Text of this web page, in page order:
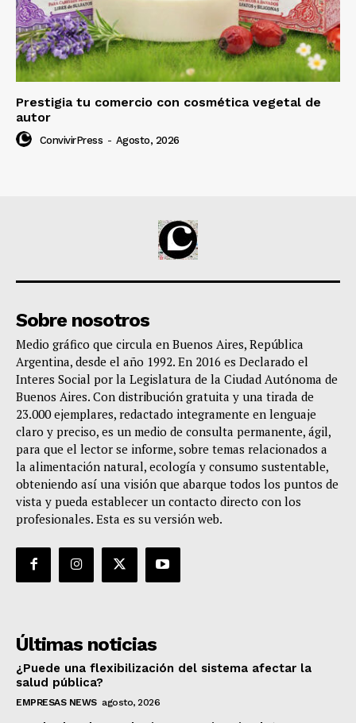
Prestigia tu comercio con cosmética vegetal de
autor
ConvivirPress - Agosto, 2026
Sobre nosotros
Medio gráfico que circula en Buenos Aires, República
Argentina, desde el año 1992. En 2016 es Declarado el
Interes Social por la Legislatura de la Ciudad Autónoma de
Buenos Aires. Con distribución gratuita y una tirada de
23.000 ejemplares, redactado integramente en lenguaje
claro y preciso, es un medio de consulta permanente, ágil,
para que el lector se informe, sobre temas relacionados a
la alimentación natural, ecología y consumo sustentable,
obteniendo así una visión que abarque todos los puntos de
vista y pueda establecer un contacto directo con los
profesionales. Esta es su versión web.
Últimas noticias
¿Puede una flexibilización del sistema afectar la
salud pública?
EMPRESAS NEWS agosto, 2026